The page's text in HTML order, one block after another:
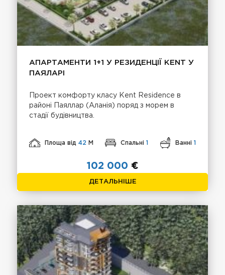
АПАРТАМЕНТИ 1+1 У РЕЗИДЕНЦІЇ KENT У
ПАЯЛАРІ
Проект комфорту класу Kent Residence в
районі Паяллар (Аланія) поряд з морем в
стадії будівництва.
Площа від42 М Спальні 1 Ванні 1
102 000 €
ДЕТАЛЬНІШЕ